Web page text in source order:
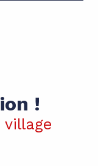
!
village